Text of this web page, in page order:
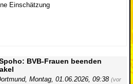
Einschätzung
BVB-Frauen beenden
, Montag, 01.06.2026, 09:38 (vor